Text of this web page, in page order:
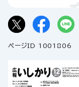
ページID 1001806